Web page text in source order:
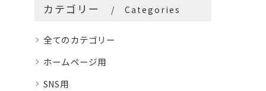
カテゴリー Categories
全てのカテゴリー
ホームページ用
SNS用